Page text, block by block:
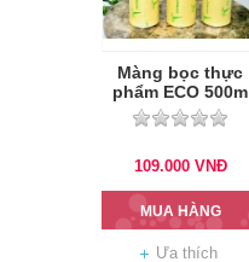
Màng bọc thực
phẩm ECO 500m
không hộp
109.000 VNĐ
MUA HÀNG
Ưa thích